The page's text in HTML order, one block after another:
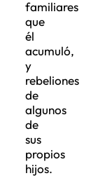
familiares
que
él
acumuló,
y
rebeliones
de
algunos
de
sus
propios
hijos.